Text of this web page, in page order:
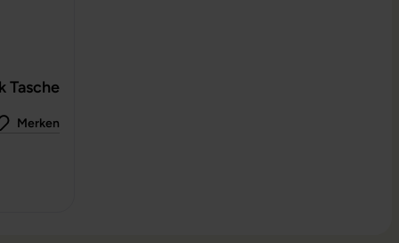
Tasche
von 5 Sternen
Merken